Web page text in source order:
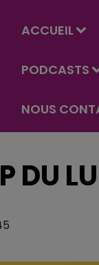
ACCUEIL
PODCASTS
NOUS
DU